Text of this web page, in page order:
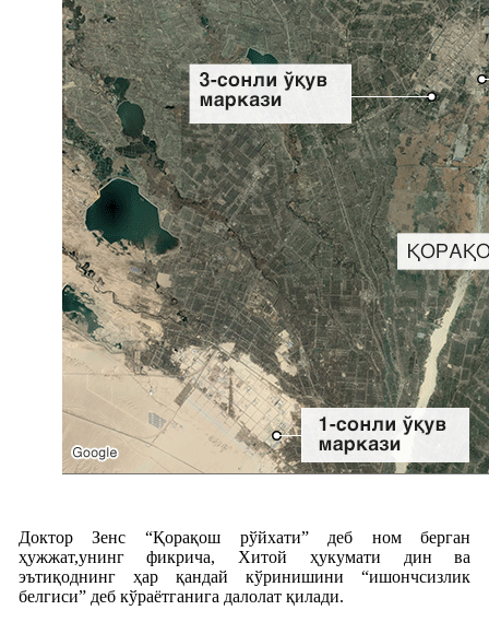
Доктор Зенс “Қорақош рўйхати” деб ном берган
ҳужжат,унинг фикрича, Хитой ҳукумати дин ва
эътиқоднинг ҳар қандай кўринишини “ишончсизлик
белгиси” деб кўраётганига далолат қилади.